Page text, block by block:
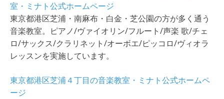
室・ミナト公式ホームページ
東京都港区芝浦・南麻布・白金・芝公園の方が多く通う
音楽教室。ピアノ/ヴァイオリン/フルート/声楽 歌/チェ
ロ/サックス/クラリネット/オーボエ/ピッコロ/ヴィオラ
レッスンを実施しています。
東京都港区芝浦４丁目の音楽教室・ミナト公式ホームペ
ージ